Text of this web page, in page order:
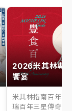
2026米其林專
饗宴
米其林指南百年之
瑞百年三星傳奇、